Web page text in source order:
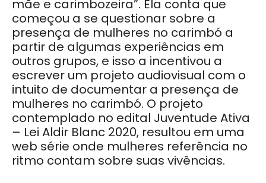
mãe e carimbozeira”. Ela conta que
começou a se questionar sobre a
presença de mulheres no carimbó a
partir de algumas experiências em
outros grupos, e isso a incentivou a
escrever um projeto audiovisual com o
intuito de documentar a presença de
mulheres no carimbó. O projeto
contemplado no edital Juventude Ativa
– Lei Aldir Blanc 2020, resultou em uma
web série onde mulheres referência no
ritmo contam sobre suas vivências.